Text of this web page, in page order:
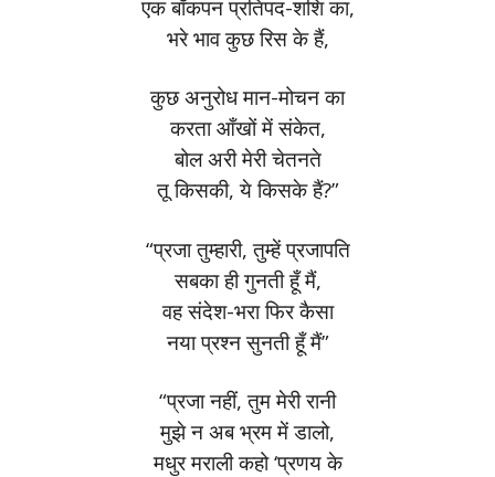
एक बाँकपन प्रतिपद-शशि का,
भरे भाव कुछ रिस के हैं,
कुछ अनुरोध मान-मोचन का
करता आँखों में संकेत,
बोल अरी मेरी चेतनते
तू किसकी, ये किसके हैं?”
“प्रजा तुम्हारी, तुम्हें प्रजापति
सबका ही गुनती हूँ मैं,
वह संदेश-भरा फिर कैसा
नया प्रश्न सुनती हूँ मैं”
“प्रजा नहीं, तुम मेरी रानी
मुझे न अब भ्रम में डालो,
मधुर मराली कहो ‘प्रणय के